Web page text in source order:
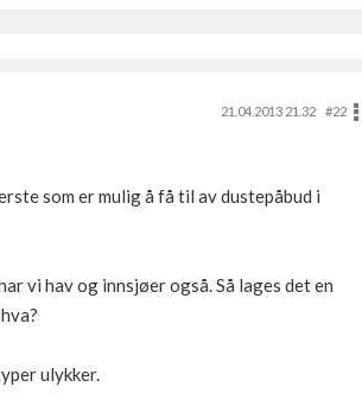
21.04.2013 21.32
#22
som er mulig å få til av dustepåbud i
vi hav og innsjøer også. Så lages det en
ulykker.